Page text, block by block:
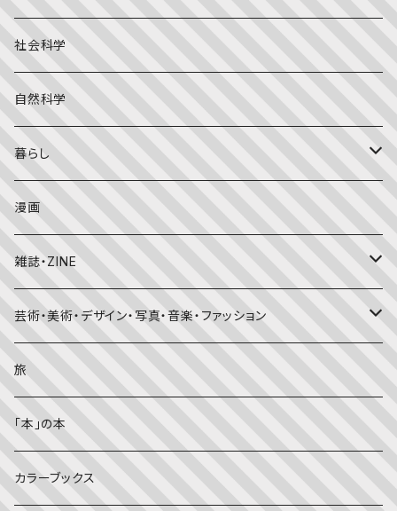
こどものとも年少版
かがくのとも
おはなしプーカ
チャイルドブックアップル（2・3歳～）
日本の絵本
外国の絵本
昔話・民話
日本の昔話・民話
外国の昔話・民話
おばけ・妖怪・こわい絵本
のりもの絵本
知識の本・図鑑
理科
料理・食育
しかけ絵本
児童書
大人の方に
詩・短歌・俳句・ことば
評論
エッセイ・日記
海外文学
社会科学
自然科学
暮らし
食・料理
住まい・インテリア
体・健康
趣味
ライフスタイル・生き方
子育て
漫画
雑誌・ZINE
雑誌
ZINE
芸術・美術・デザイン・写真・音楽・ファッション
美術・画集・図録
音楽
写真集
旅
「本」の本
カラーブックス